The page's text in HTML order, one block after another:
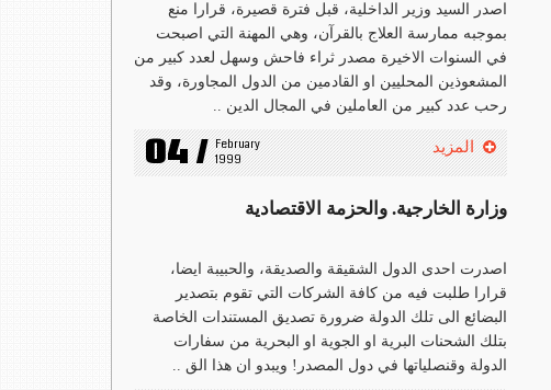
اصدر السيد وزير الداخلية، قبل فترة قصيرة، قرارا منع
بموجبه ممارسة العلاج بالقرآن، وهي المهنة التي اصبحت
في السنوات الاخيرة مصدر ثراء فاحش وسهل لعدد كبير من
المشعوذين المحليين او القادمين من الدول المجاورة، وقد
رحب عدد كبير من العاملين في المجال الدين ..
04 / February
1999
المزيد
وزارة الخارجية. والحزمة الاقتصادية
اصدرت احدى الدول الشقيقة والصديقة، والحبيبة ايضا،
قرارا طلبت فيه من كافة الشركات التي تقوم بتصدير
البضائع الى تلك الدولة ضرورة تصديق المستندات الخاصة
بتلك الشحنات البرية او الجوية او البحرية من سفارات
الدولة وقنصلياتها في دول المصدر! ويبدو ان هذا الق ..